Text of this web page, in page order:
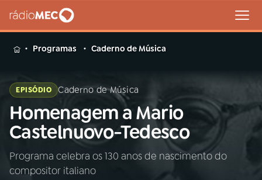
MENU
Buscar
na
Rádio
MEC
Buscar
Início
Programas Caderno de Música
EPISÓDIO Caderno de Música
Homenagem a Mario
Castelnuovo-Tedesco
Programa celebra os 130 anos de nascimento do
compositor italiano